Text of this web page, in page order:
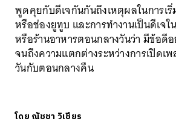
พูดคุยกับดีเจกันกันถึงเหตุผลในการเ
หรือช่องยูทูบ และการทำงานเป็นดีเจใ
หรือร้านอาหารตอนกลางวันว่า มีข้อดีอ
จนถึงความแตกต่างระหว่างการเปิดเ
วันกับตอนกลางคืน
โดย ณัชชา วิเชียร